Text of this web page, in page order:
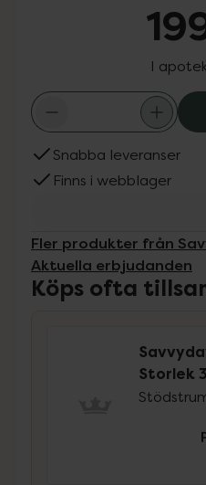
I
Snabba leveranser
Finns i webblager
Fler produkter från
Aktuella erbjudanden
Köps ofta
Storlek